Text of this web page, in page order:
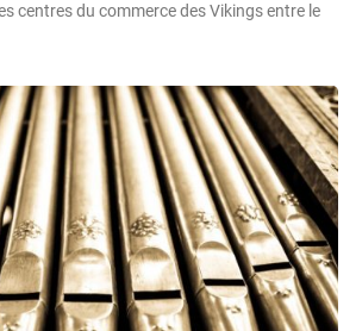
centres du commerce des Vikings entre le